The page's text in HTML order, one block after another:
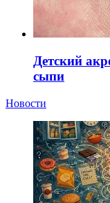
Детский
сыпи
Новости